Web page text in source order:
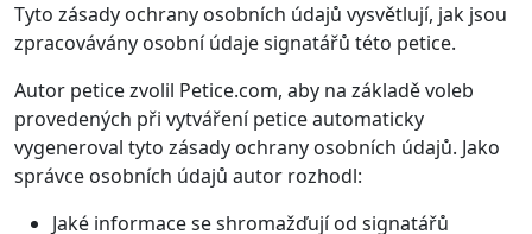
Tyto zásady ochrany osobních údajů vysvětlují, jak jsou
zpracovávány osobní údaje signatářů této petice.
Autor petice zvolil Petice.com, aby na základě voleb
provedených při vytváření petice automaticky
vygeneroval tyto zásady ochrany osobních údajů. Jako
správce osobních údajů autor rozhodl:
Jaké informace se shromažďují od signatářů